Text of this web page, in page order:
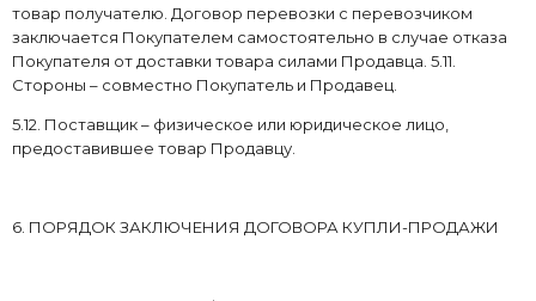
товар получателю. Договор перевозки с перевозчиком
заключается Покупателем самостоятельно в случае отказа
Покупателя от доставки товара силами Продавца. 5.11.
Стороны – совместно Покупатель и Продавец.
5.12. Поставщик – физическое или юридическое лицо,
предоставившее товар Продавцу.
6. ПОРЯДОК ЗАКЛЮЧЕНИЯ ДОГОВОРА КУПЛИ-ПРОДАЖИ